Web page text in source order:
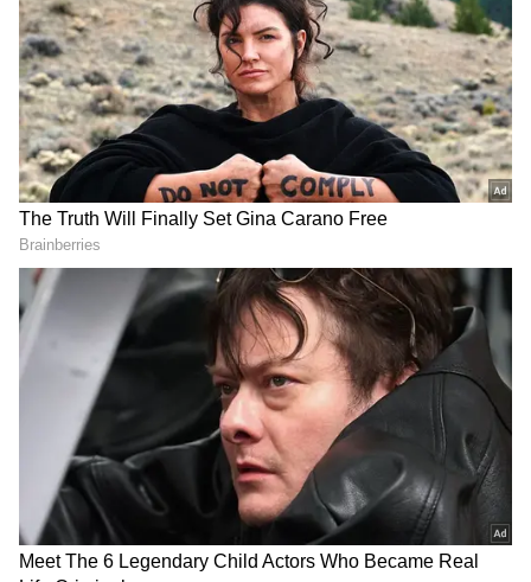
தங்களுக்கு விருப்பமானதை செய்து
கொள்ளலாம் என்றும் அவர் தெரிவித்தார்.